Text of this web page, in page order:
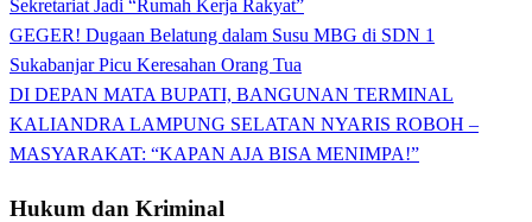
Sekretariat Jadi “Rumah Kerja Rakyat”
GEGER! Dugaan Belatung dalam Susu MBG di SDN 1
Sukabanjar Picu Keresahan Orang Tua
DI DEPAN MATA BUPATI, BANGUNAN TERMINAL
KALIANDRA LAMPUNG SELATAN NYARIS ROBOH –
MASYARAKAT: “KAPAN AJA BISA MENIMPA!”
Hukum dan Kriminal